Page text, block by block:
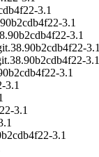
3.1
3.1
3.1
3.1
3.1
3.1
3.1
3.1
3.1